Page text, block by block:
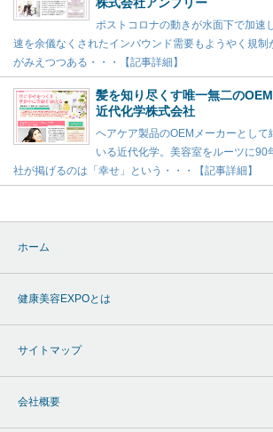
株式会社アンプリー
ポストコロナの動きが水面下で加速
速を余儀なくされたインバウンド需要もようやく規制
がみえつつある・・・【記事詳細】
髪を知り尽くす唯一無二の
近代化学株式会社
ヘアケア製品のOEMメーカーとして
いる近代化学。美容室をルーツに90
社が掲げるのは「幸せ」という・・・【記事詳細】
ホーム
健康美容EXPOとは
サイトマップ
会社概要